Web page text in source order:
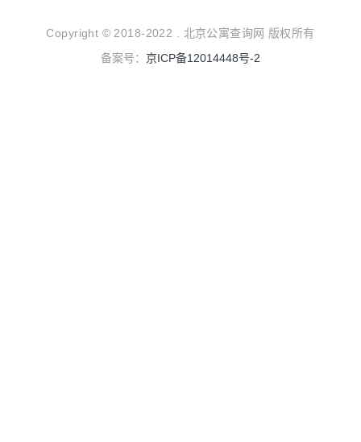
Copyright © 2018-2022 . 北京公寓查询网 版权所有
备案号： 京ICP备12014448号-2